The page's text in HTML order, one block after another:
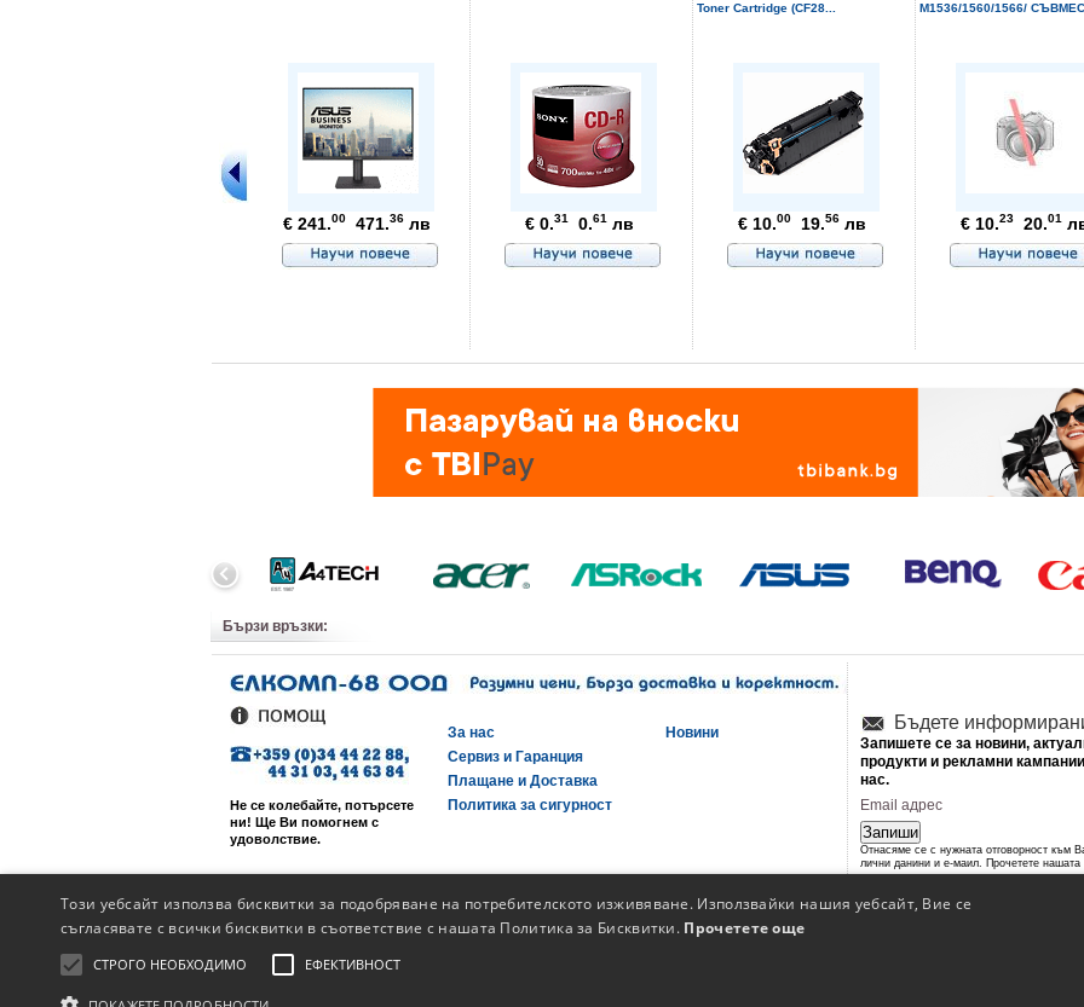
€ 241.00 471.36 лв € 0.31 0.61 лв
Toner Cartridge (CF28...
€ 10.00 19.56 лв
M1536/1560/1566/
€ 10.23 20.01
Бързи връзки:
Не се колебайте, потърсете
ни! Ще Ви помогнем с
удоволствие.
За нас
Сервиз и Гаранция
Плащане и Доставка
Политика за сигурност
Новини Бъдете
Запишете се за новини,
продукти и рекламни
нас.
Запиши
Отнасяме се с нужната отговорност към
лични данини и е-маил. Прочетете нашата
политика за сигурност.
Този уебсайт използва бисквитки за подобряване на потребителското изживяване. Използвайки нашия уебсайт, Вие се
съгласявате с всички бисквитки в съответствие с нашата Политика за Бисквитки. Прочетете още
СТРОГО НЕОБХОДИМО ЕФЕКТИВНОСТ